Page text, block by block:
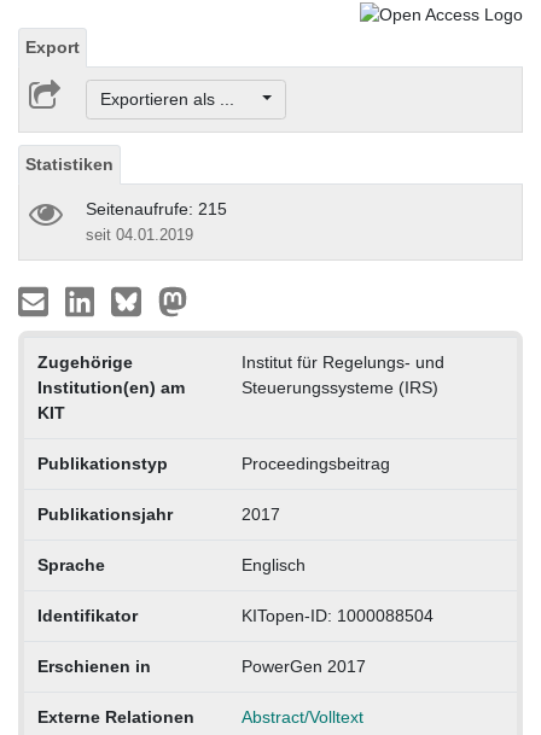
Export
Exportieren als ...
Statistiken
Seitenaufrufe: 215
seit 04.01.2019
Zugehörige
Institution(en) am
KIT
Institut für Regelungs- und
Steuerungssysteme (IRS)
Publikationstyp Proceedingsbeitrag
Publikationsjahr 2017
Sprache Englisch
Identifikator KITopen-ID: 1000088504
Erschienen in PowerGen 2017
Externe Relationen Abstract/Volltext